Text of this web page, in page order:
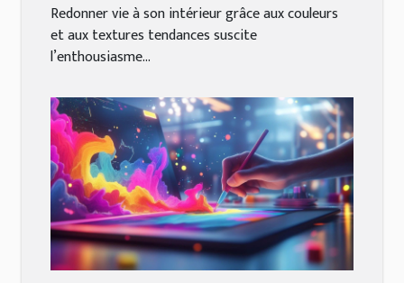
Redonner vie à son intérieur grâce aux couleurs
et aux textures tendances suscite
l’enthousiasme...